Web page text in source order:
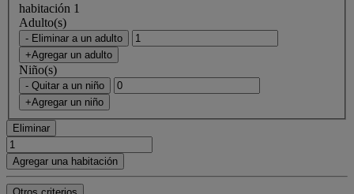
habitación 1
Adulto(s)
- Eliminar a un adulto
+Agregar un adulto
Niño(s)
- Quitar a un niño
+Agregar un niño
Eliminar
Agregar una habitación